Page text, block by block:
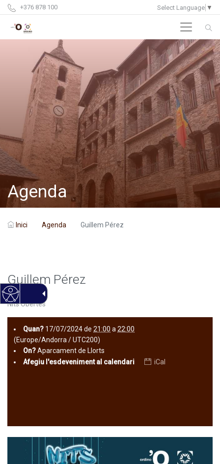
+376 878 100 Select Language ▼
Agenda
Inici Agenda Guillem Pérez
Guillem Pérez
Nits Obertes
Quan? 17/07/2024de 21:00 a 22:00
(Europe/Andorra / UTC200)
On?Aparcament de Llorts
Afegiu l'esdeveniment al calendari
iCal